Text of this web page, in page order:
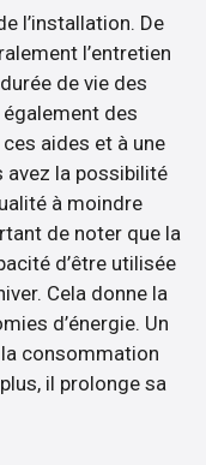
l’installation. De
l’entretien
de vie des
des
aides et à une
avez la possibilité
à moindre
de noter que la
d’être utilisée
Cela donne la
d’énergie. Un
consommation
il prolonge sa